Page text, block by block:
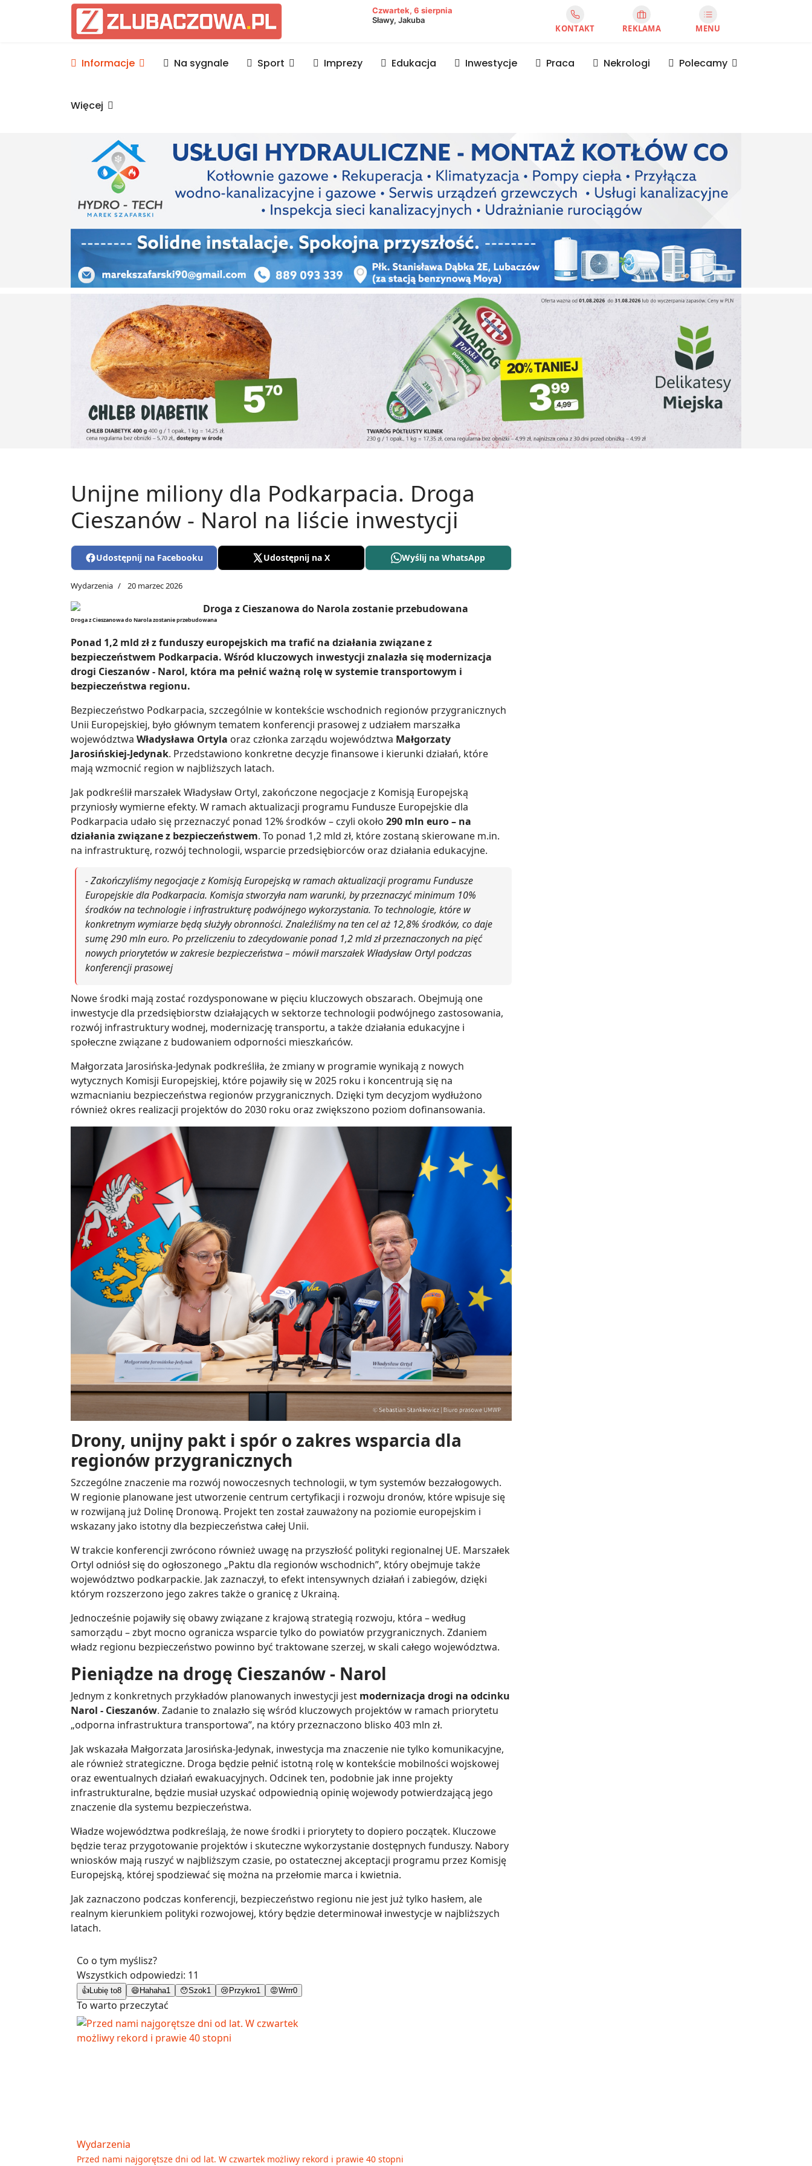
Informacje Lubaczów, powiat lubaczowski
Czwartek, 6 sierpnia
Sławy, Jakuba
KONTAKT REKLAMA MENU
Informacje Na sygnale Sport Imprezy Edukacja Inwestycje Praca Nekrologi Polecamy
Więcej
Unijne miliony dla Podkarpacia. Droga
Cieszanów - Narol na liście inwestycji
Udostępnij na Facebooku Udostępnij na X Wyślij na WhatsApp
Wydarzenia 20 marzec 2026
Droga z Cieszanowa do Narola zostanie przebudowana
Ponad 1,2 mld zł z funduszy europejskich ma trafić na działania związane z
bezpieczeństwem Podkarpacia. Wśród kluczowych inwestycji znalazła się modernizacja
drogi Cieszanów - Narol, która ma pełnić ważną rolę w systemie transportowym i
bezpieczeństwa regionu.
Bezpieczeństwo Podkarpacia, szczególnie w kontekście wschodnich regionów przygranicznych
Unii Europejskiej, było głównym tematem konferencji prasowej z udziałem marszałka
województwa Władysława Ortyla oraz członka zarządu województwa Małgorzaty
Jarosińskiej-Jedynak. Przedstawiono konkretne decyzje finansowe i kierunki działań, które
mają wzmocnić region w najbliższych latach.
Jak podkreślił marszałek Władysław Ortyl, zakończone negocjacje z Komisją Europejską
przyniosły wymierne efekty. W ramach aktualizacji programu Fundusze Europejskie dla
Podkarpacia udało się przeznaczyć ponad 12% środków – czyli około 290 mln euro – na
działania związane z bezpieczeństwem. To ponad 1,2 mld zł, które zostaną skierowane m.in.
na infrastrukturę, rozwój technologii, wsparcie przedsiębiorców oraz działania edukacyjne.
- Zakończyliśmy negocjacje z Komisją Europejską w ramach aktualizacji programu Fundusze
Europejskie dla Podkarpacia. Komisja stworzyła nam warunki, by przeznaczyć minimum 10%
środków na technologie i infrastrukturę podwójnego wykorzystania. To technologie, które w
konkretnym wymiarze będą służyły obronności. Znaleźliśmy na ten cel aż 12,8% środków, co daje
sumę 290 mln euro. Po przeliczeniu to zdecydowanie ponad 1,2 mld zł przeznaczonych na pięć
nowych priorytetów w zakresie bezpieczeństwa – mówił marszałek Władysław Ortyl podczas
konferencji prasowej
Nowe środki mają zostać rozdysponowane w pięciu kluczowych obszarach. Obejmują one
inwestycje dla przedsiębiorstw działających w sektorze technologii podwójnego zastosowania,
rozwój infrastruktury wodnej, modernizację transportu, a także działania edukacyjne i
społeczne związane z budowaniem odporności mieszkańców.
Małgorzata Jarosińska-Jedynak podkreśliła, że zmiany w programie wynikają z nowych
wytycznych Komisji Europejskiej, które pojawiły się w 2025 roku i koncentrują się na
wzmacnianiu bezpieczeństwa regionów przygranicznych. Dzięki tym decyzjom wydłużono
również okres realizacji projektów do 2030 roku oraz zwiększono poziom dofinansowania.
Drony, unijny pakt i spór o zakres wsparcia dla
regionów przygranicznych
Szczególne znaczenie ma rozwój nowoczesnych technologii, w tym systemów bezzałogowych.
W regionie planowane jest utworzenie centrum certyfikacji i rozwoju dronów, które wpisuje się
w rozwijaną już Dolinę Dronową. Projekt ten został zauważony na poziomie europejskim i
wskazany jako istotny dla bezpieczeństwa całej Unii.
W trakcie konferencji zwrócono również uwagę na przyszłość polityki regionalnej UE. Marszałek
Ortyl odniósł się do ogłoszonego „Paktu dla regionów wschodnich”, który obejmuje także
województwo podkarpackie. Jak zaznaczył, to efekt intensywnych działań i zabiegów, dzięki
którym rozszerzono jego zakres także o granicę z Ukrainą.
Jednocześnie pojawiły się obawy związane z krajową strategią rozwoju, która – według
samorządu – zbyt mocno ogranicza wsparcie tylko do powiatów przygranicznych. Zdaniem
władz regionu bezpieczeństwo powinno być traktowane szerzej, w skali całego województwa.
Pieniądze na drogę Cieszanów - Narol
Jednym z konkretnych przykładów planowanych inwestycji jest modernizacja drogi na odcinku
Narol - Cieszanów. Zadanie to znalazło się wśród kluczowych projektów w ramach priorytetu
„odporna infrastruktura transportowa”, na który przeznaczono blisko 403 mln zł.
Jak wskazała Małgorzata Jarosińska-Jedynak, inwestycja ma znaczenie nie tylko komunikacyjne,
ale również strategiczne. Droga będzie pełnić istotną rolę w kontekście mobilności wojskowej
oraz ewentualnych działań ewakuacyjnych. Odcinek ten, podobnie jak inne projekty
infrastrukturalne, będzie musiał uzyskać odpowiednią opinię wojewody potwierdzającą jego
znaczenie dla systemu bezpieczeństwa.
Władze województwa podkreślają, że nowe środki i priorytety to dopiero początek. Kluczowe
będzie teraz przygotowanie projektów i skuteczne wykorzystanie dostępnych funduszy. Nabory
wniosków mają ruszyć w najbliższym czasie, po ostatecznej akceptacji programu przez Komisję
Europejską, której spodziewać się można na przełomie marca i kwietnia.
Jak zaznaczono podczas konferencji, bezpieczeństwo regionu nie jest już tylko hasłem, ale
realnym kierunkiem polityki rozwojowej, który będzie determinował inwestycje w najbliższych
latach.
Co o tym myślisz?
Wszystkich odpowiedzi: 11
👍 Lubię to8 😄 Hahaha1 😯Szok1 😢 Przykro1 😡Wrrr0
To warto przeczytać
Wydarzenia
Przed nami najgorętsze dni od lat. W czwartek możliwy rekord i prawie 40 stopni